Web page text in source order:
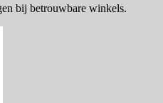
bij betrouwbare winkels.